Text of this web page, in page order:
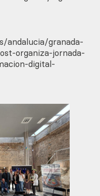
andalucia/granada-
organiza-jornada-
digital-